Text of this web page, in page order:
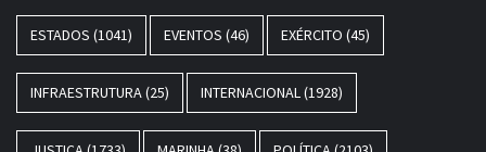
ESTADOS (1041) EVENTOS (46) EXÉRCITO (45)
INFRAESTRUTURA(25) INTERNACIONAL(1928)